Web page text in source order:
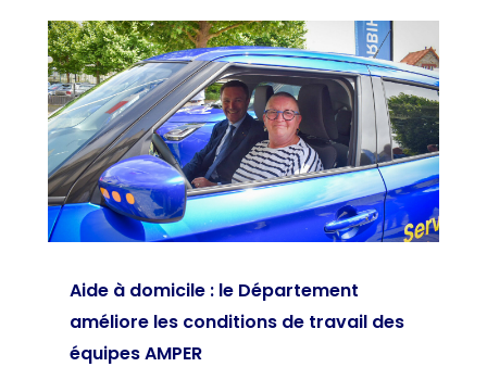
Aide à domicile : le Département
améliore les conditions de travail des
équipes AMPER